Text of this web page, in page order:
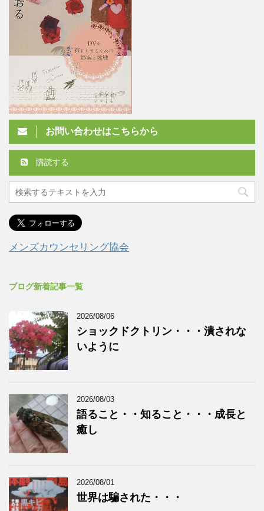
お問い合わせはこちらから
購読する
メンズカウンセリング協会
ブログ新着記事一覧
2026/08/06
ショックドクトリン・・・潰されな
いように
2026/08/03
語ること・・知ること・・・成長と
癒し
2026/08/01
世界は騙された・・・